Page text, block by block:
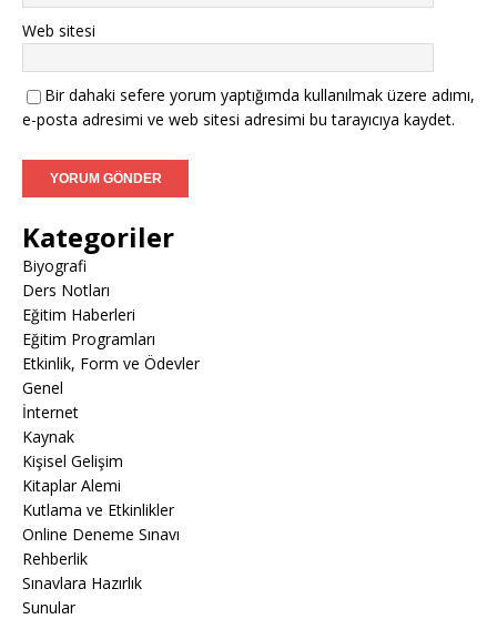
Web sitesi
Bir dahaki sefere yorum yaptığımda kullanılmak üzere adımı,
e-posta adresimi ve web sitesi adresimi bu tarayıcıya kaydet.
Kategoriler
Biyografi
Ders Notları
Eğitim Haberleri
Eğitim Programları
Etkinlik, Form ve Ödevler
Genel
İnternet
Kaynak
Kişisel Gelişim
Kitaplar Alemi
Kutlama ve Etkinlikler
Online Deneme Sınavı
Rehberlik
Sınavlara Hazırlık
Sunular